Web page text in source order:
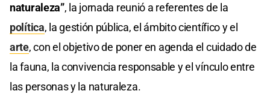
naturaleza”, la jornada reunió a referentes de la
política, la gestión pública, el ámbito científico y el
arte, con el objetivo de poner en agenda el cuidado de
la fauna, la convivencia responsable y el vínculo entre
las personas y la naturaleza.